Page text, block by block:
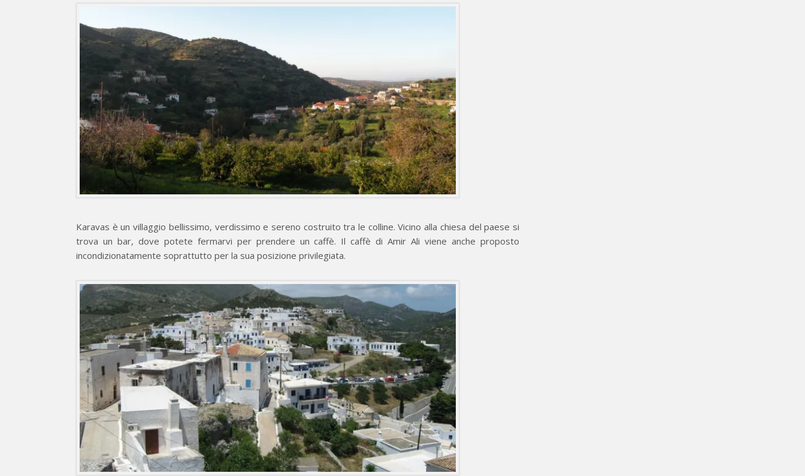
Karavas è un villaggio bellissimo, verdissimo e sereno costruito tra le colline. Vicino alla chiesa del paese si
trova un bar, dove potete fermarvi per prendere un caffè. Il caffè di Amir Ali viene anche proposto
incondizionatamente soprattutto per la sua posizione privilegiata.